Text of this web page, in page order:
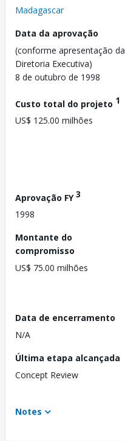
Madagascar
Data da aprovação
(conforme apresentação da
Diretoria Executiva)
8 de outubro de 1998
Custo total do projeto 1
US$ 125.00 milhões
Aprovação FY3
1998
Montante do
compromisso
US$ 75.00 milhões
Data de encerramento
N/A
Última etapa alcançada
Concept Review
Notes